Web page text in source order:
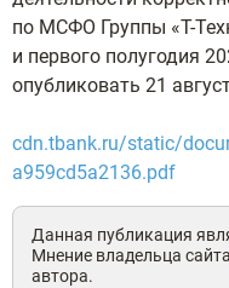
по МСФО Группы «Т-
и первого полугодия
опубликовать 21
cdn.tbank.ru/static/
a959cd5a2136.pdf
Данная публикация
Мнение владельца
автора.